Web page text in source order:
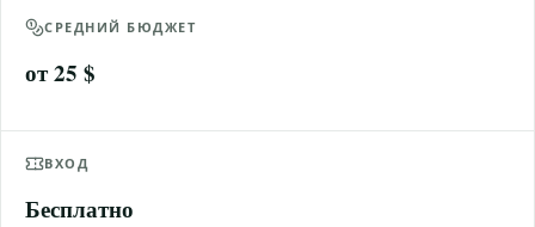
СРЕДНИЙ БЮДЖЕТ
от 25 $
ВХОД
Бесплатно